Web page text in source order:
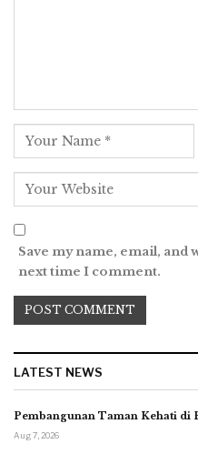
Save my name, email,
next time I comment.
LATEST NEWS
Pembangunan Taman Kehati di
Aug 7, 2026